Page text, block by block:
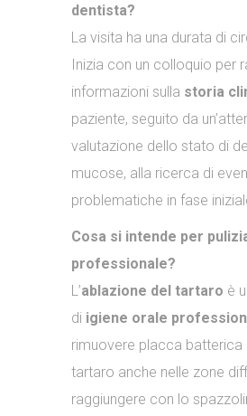
dentista?
La visita ha una durata di
Inizia con un colloquio per
informazioni sulla storia
paziente, seguito da
valutazione dello stato di
mucose, alla ricerca di
problematiche in fase
Cosa si intende per
professionale?
L’ablazione del tartaro è
di igiene orale
rimuovere placca batterica
tartaro anche nelle zone
raggiungere con lo